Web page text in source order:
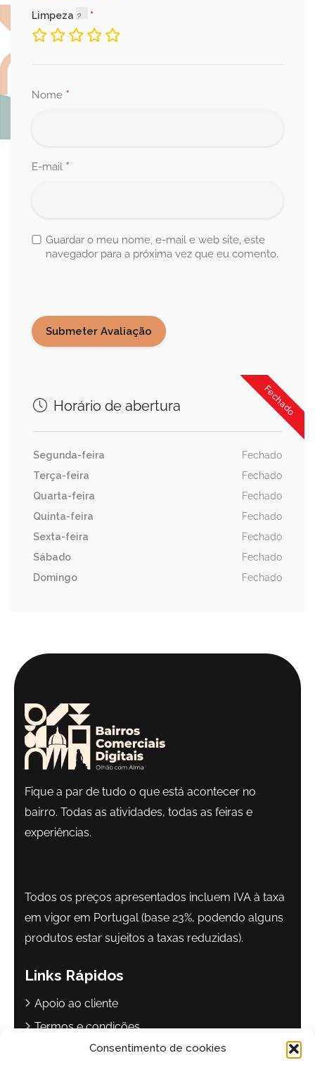
Consentimento de cookies
Limpeza
Nome *
E-mail *
Guardar o meu nome, e-mail e web site, este
navegador para a próxima vez que eu comento.
Fechado
Horário de abertura
Segunda-feira
Fechado
Terça-feira
Fechado
Quarta-feira
Fechado
Quinta-feira
Fechado
Sexta-feira
Fechado
Sábado
Fechado
Domingo
Fechado
Fique a par de tudo o que está acontecer no
bairro. Todas as atividades, todas as feiras e
experiências.
Todos os preços apresentados incluem IVA à taxa
em vigor em Portugal (base 23%, podendo alguns
produtos estar sujeitos a taxas reduzidas).
Links Rápidos
Apoio ao cliente
Termos e condições
Política de privacidade